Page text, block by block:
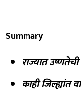
Summary
राज्यात
काही जिल्ह्यांत